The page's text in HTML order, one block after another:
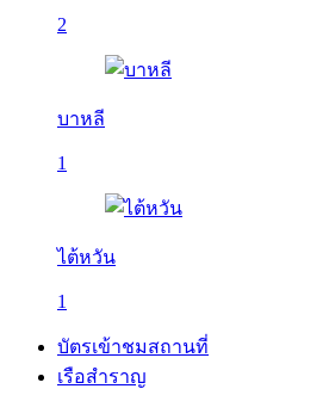
2
บาหลี
1
ไต้หวัน
1
บัตรเข้าชมสถานที่
เรือสำราญ